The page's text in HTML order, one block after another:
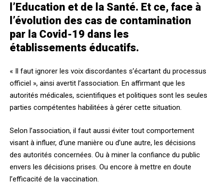
l’Education et de la Santé. Et ce, face à
l’évolution des cas de contamination
par la Covid-19 dans les
établissements éducatifs.
« Il faut ignorer les voix discordantes s’écartant du processus
officiel », ainsi avertit l’association. En affirmant que les
autorités médicales, scientifiques et politiques sont les seules
parties compétentes habilitées à gérer cette situation.
Selon l’association, il faut aussi éviter tout comportement
visant à influer, d’une manière ou d’une autre, les décisions
des autorités concernées. Ou à miner la confiance du public
envers les décisions prises. Ou encore à mettre en doute
l’efficacité de la vaccination.